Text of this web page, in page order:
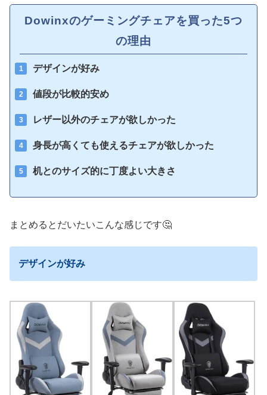
Dowinxのゲーミングチェアを買った5つ
の理由
デザインが好み
値段が比較的安め
レザー以外のチェアが欲しかった
身長が高くても使えるチェアが欲しかった
机とのサイズ的に丁度よい大きさ
まとめるとだいたいこんな感じです🤔
デザインが好み